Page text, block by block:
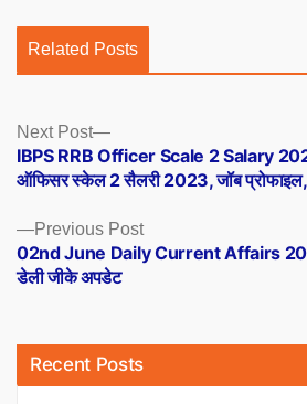
Related Posts
Posts
navigation
Previous PostPrevious
post:
02nd June Daily Current Affairs
डेली जीके अपडेट
Next Post
Next
post:
IBPS RRB Officer Scale 2 Salary
ऑफिसर स्केल 2 सैलरी 2023, जॉब प्रोफाइल,
Recent Posts